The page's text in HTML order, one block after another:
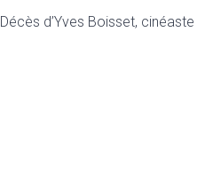
Décès d’Yves Boisset, cinéaste